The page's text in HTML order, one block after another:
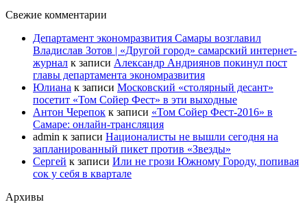
Свежие комментарии
Департамент экономразвития Самары возглавил
Владислав Зотов | «Другой город» самарский интернет-
журнал к записи Александр Андриянов покинул пост
главы департамента экономразвития
Юлиана к записи Московский «столярный десант»
посетит «Том Сойер Фест» в эти выходные
Антон Черепок к записи «Том Сойер Фест-2016» в
Самаре: онлайн-трансляция
admin к записи Националисты не вышли сегодня на
запланированный пикет против «Звезды»
Сергей к записи Или не грози Южному Городу, попивая
сок у себя в квартале
Архивы